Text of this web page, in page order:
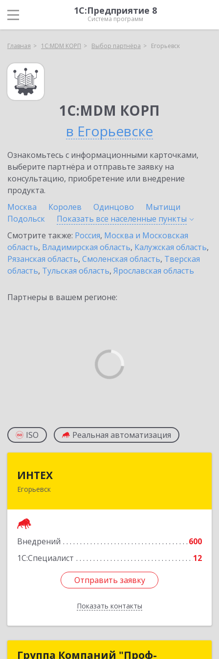
1С:Предприятие 8
Система программ
Главная 1С:MDM КОРП Выбор партнёра Егорьевск
1С:MDM КОРП
в Егорьевске
Ознакомьтесь с информационными карточками,
выберите партнёра и отправьте заявку на
консультацию, приобретение или внедрение
продукта.
Москва
Королев Одинцово
Мытищи
Подольск
Показать все населенные пункты
Смотрите также: Россия, Москва и Московская
область, Владимирская область, Калужская область,
Рязанская область, Смоленская область, Тверская
область, Тульская область, Ярославская область
Партнеры в вашем регионе:
ISO Реальная автоматизация
ИНТЕХ
Егорьевск
Внедрений
600
1С:Специалист
12
Отправить заявку
Показать контакты
140300, Московская обл, Егорьевск г, 5-й мкр,
Отправить заявку
Назад
Группа Компаний "Проф-
Группа Компаний "Проф-